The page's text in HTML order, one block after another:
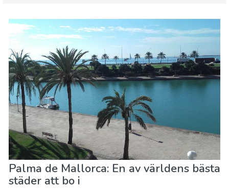
Barn & Familj
Lokala evenemang
Mat & Restauranger
Museum & Konst
Natur och Friluftsliv
Stränder Vart ska man bo
Palma de Mallorca: En av världens bästa
städer att bo i